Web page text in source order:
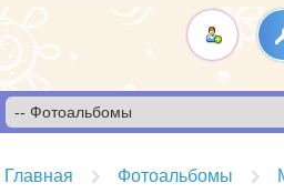
Главная Фотоальбомы